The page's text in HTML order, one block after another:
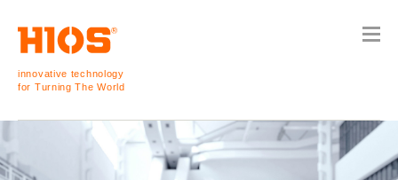
innovative technology
for Turning The World